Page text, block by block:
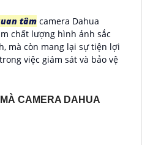
tâm camera Dahua
chất lượng hình ảnh sắc
mà còn mang lại sự tiện lợi
việc giám sát và bảo vệ
CAMERA DAHUA